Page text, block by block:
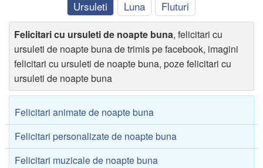
Ursuleti
Luna Fluturi
Felicitari cu ursuleti de noapte buna, felicitari cu
ursuleti de noapte buna de trimis pe facebook, imagini
felicitari cu ursuleti de noapte buna, poze felicitari cu
ursuleti de noapte buna
Felicitari animate de noapte buna
Felicitari personalizate de noapte buna
Felicitari muzicale de noapte buna